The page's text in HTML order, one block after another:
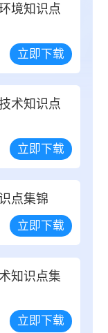
境知识点
立即下载
术知识点
立即下载
点集锦
立即下载
知识点集
立即下载